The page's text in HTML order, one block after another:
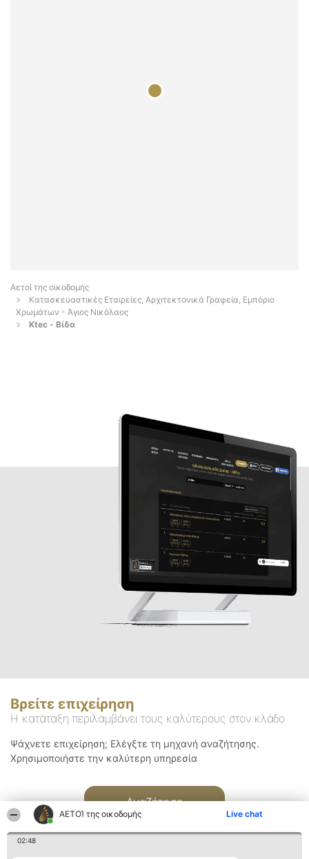
ΑΕΤΟΊ της οικοδομής Live chat
02:48
Αετοί της οικοδομής
Κατασκευαστικές Εταιρείες, Αρχιτεκτονικά Γραφεία, Εμπόριο
Χρωμάτων - Άγιος Νικόλαος
Ktec - Βίδα
Βρείτε επιχείρηση
Η κατάταξη περιλαμβάνει τους καλύτερους στον κλάδο
Ψάχνετε επιχείρηση; Ελέγξτε τη μηχανή αναζήτησης.
Χρησιμοποιήστε την καλύτερη υπηρεσία
Αναζήτηση